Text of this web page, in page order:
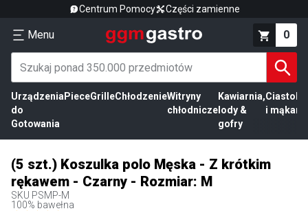
Centrum Pomocy Części zamienne
Menu 0
Urządzenia
do
Gotowania
PieceGrilleChłodzenieWitryny
chłodnicze
Kawiarnia,
lody &
gofry
Ciasto
i mąka
(5 szt.) Koszulka polo Męska - Z krótkim
rękawem - Czarny - Rozmiar: M
SKU PSMP-M
100% bawełna